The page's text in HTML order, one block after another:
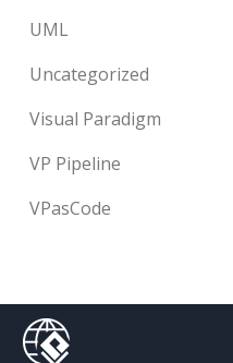
UML
Uncategorized
Visual Paradigm
VP Pipeline
VPasCode